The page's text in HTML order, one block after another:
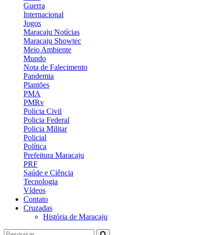
Guerra
Internacional
Jogos
Maracaju Notícias
Maracaju Showtec
Meio Ambiente
Mundo
Nota de Falecimento
Pandemia
Plantões
PMA
PMRv
Policia Civil
Policia Federal
Policia Militar
Policial
Política
Prefeitura Maracaju
PRF
Saúde e Ciência
Tecnologia
Vídeos
Contato
Cruzadas
História de Maracaju